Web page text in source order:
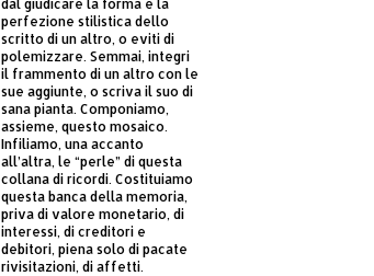
dal giudicare la forma e la
perfezione stilistica dello
scritto di un altro, o eviti di
polemizzare. Semmai, integri
il frammento di un altro con le
sue aggiunte, o scriva il suo di
sana pianta. Componiamo,
assieme, questo mosaico.
Infiliamo, una accanto
all’altra, le “perle” di questa
collana di ricordi. Costituiamo
questa banca della memoria,
priva di valore monetario, di
interessi, di creditori e
debitori, piena solo di pacate
rivisitazioni, di affetti.